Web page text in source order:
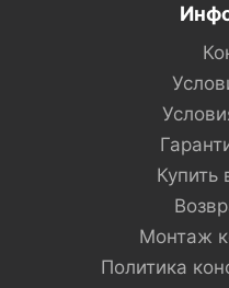
Купить
Монтаж
Политика